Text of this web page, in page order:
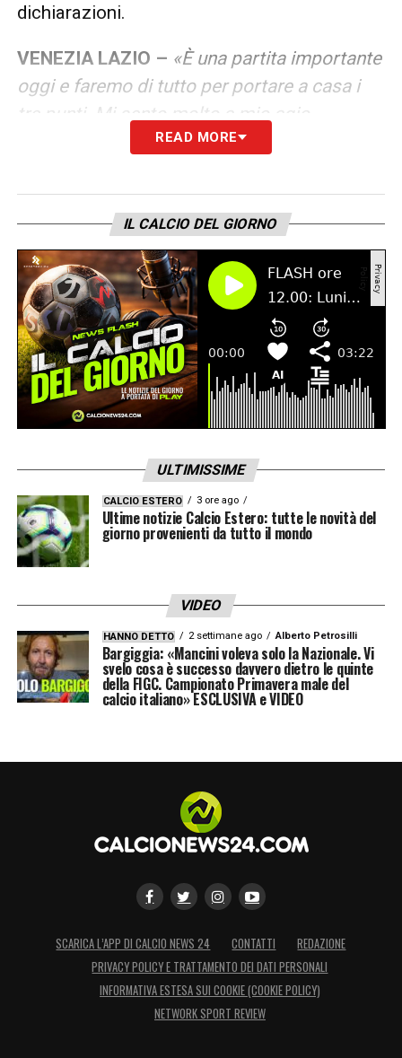
dichiarazioni.
VENEZIA LAZIO – «È una partita importante
oggi e faremo di tutto per portare a casa i
tre punti. Mi sento molto a mio agio,
soprattutto mi piace essere a disposizione
palle inattive. Sento maggior fiducia da parte
del mister e di tutti i compagni».
LA PLAYLIST DELLE NOSTRE TOP NEWS
READ MORE
IL CALCIO DEL GIORNO
ULTIMISSIME
CALCIO ESTERO 3 ore ago
Ultime notizie Calcio Estero: tutte le novità del
giorno provenienti da tutto il mondo
VIDEO
HANNO DETTO 2 settimane ago Alberto Petrosilli
Bargiggia: «Mancini voleva solo la Nazionale. Vi
svelo cosa è successo davvero dietro le quinte
della FIGC. Campionato Primavera male del
calcio italiano» ESCLUSIVA e VIDEO
SCARICA L’APP DI CALCIO NEWS 24 CONTATTI
REDAZIONE
PRIVACY POLICY E TRATTAMENTO DEI DATI PERSONALI
INFORMATIVA ESTESA SUI COOKIE (COOKIE POLICY)
NETWORK SPORT REVIEW